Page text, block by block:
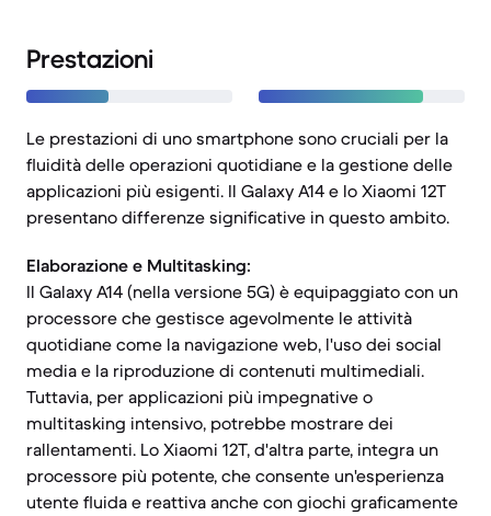
Prestazioni
Le prestazioni di uno smartphone sono cruciali per la
fluidità delle operazioni quotidiane e la gestione delle
applicazioni più esigenti. Il Galaxy A14 e lo Xiaomi 12T
presentano differenze significative in questo ambito.
Elaborazione e Multitasking:
Il Galaxy A14 (nella versione 5G) è equipaggiato con un
processore che gestisce agevolmente le attività
quotidiane come la navigazione web, l'uso dei social
media e la riproduzione di contenuti multimediali.
Tuttavia, per applicazioni più impegnative o
multitasking intensivo, potrebbe mostrare dei
rallentamenti. Lo Xiaomi 12T, d'altra parte, integra un
processore più potente, che consente un'esperienza
utente fluida e reattiva anche con giochi graficamente